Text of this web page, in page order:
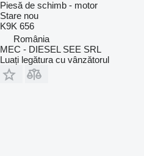
Piesă de schimb - motor
Stare nou
K9K 656
România
MEC - DIESEL SEE SRL
Luați legătura cu vânzătorul